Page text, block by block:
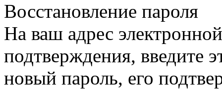
Восстановление пароля
На ваш адрес
подтверждения, введите
новый пароль, его